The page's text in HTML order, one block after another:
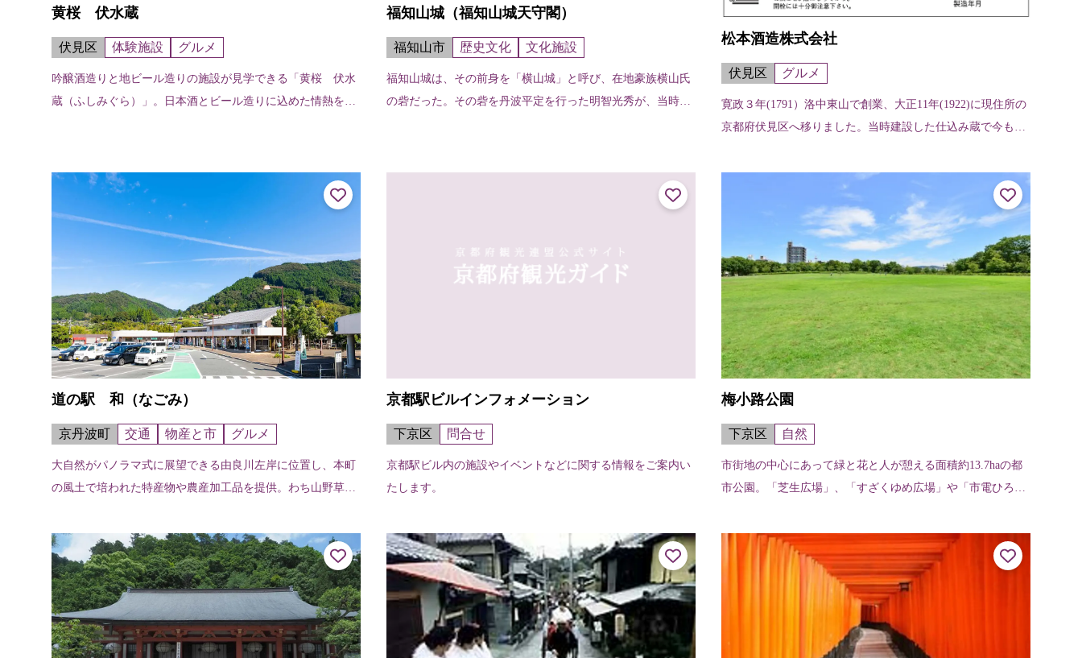
黄桜 伏水蔵
伏見区 体験施設 グルメ
吟醸酒造りと地ビール造りの施設が見学できる「黄桜 伏水
蔵（ふしみぐら）」。日本酒とビール造りに込めた情熱をお
福知山城（福知山城天守閣）
福知山市 歴史文化 文化施設
福知山城は、その前身を「横山城」と呼び、在地豪族横山氏
の砦だった。その砦を丹波平定を行った明智光秀が、当時の
松本酒造株式会社
伏見区 グルメ
寛政３年(1791）洛中東山で創業、大正11年(1922)に現住所の
京都府伏見区へ移りました。当時建設した仕込み蔵で今も醸
けています。日本の...
道の駅 和（なごみ）
京丹波町 交通 物産と市 グルメ
大自然がパノラマ式に展望できる由良川左岸に位置し、本町
の風土で培われた特産物や農産加工品を提供。わち山野草の
ガーデンなども併設。
京都駅ビルインフォメーション
下京区 問合せ
京都駅ビル内の施設やイベントなどに関する情報をご案内い
たします。
梅小路公園
下京区 自然
市街地の中心にあって緑と花と人が憩える面積約13.7haの都
市公園。「芝生広場」、「すざくゆめ広場」や「市電ひろ
ちの森」もある。土曜日、日曜...